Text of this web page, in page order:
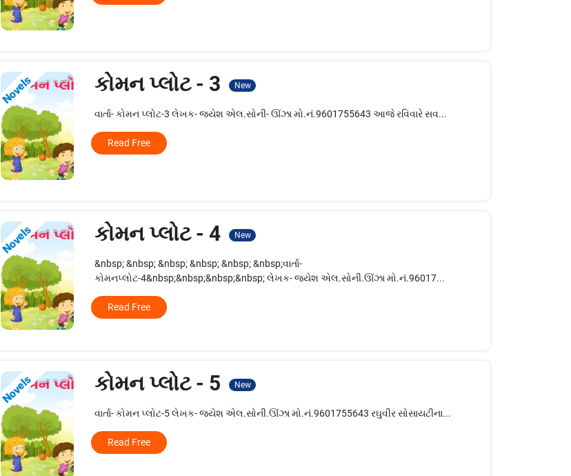
Novels કોમન પ્લોટ - 3 New
વાર્તા- કોમન પ્લોટ-3 લેખક- જયેશ એલ.સોની- ઊંઝા મો.નં.9601755643 આજે રવિવારે સવ...
Read Free
Novels કોમન પ્લોટ - 4 New
&nbsp; &nbsp; &nbsp; &nbsp; &nbsp; &nbsp;વાર્તા-
કોમનપ્લોટ-4&nbsp;&nbsp;&nbsp;&nbsp; લેખક- જયેશ એલ.સોની.ઊંઝા મો.નં.96017...
Read Free
Novels કોમન પ્લોટ - 5 New
વાર્તા- કોમન પ્લોટ-5 લેખક- જયેશ એલ.સોની.ઊંઝા મો.નં.9601755643 રઘુવીર સોસાયટીના...
Read Free